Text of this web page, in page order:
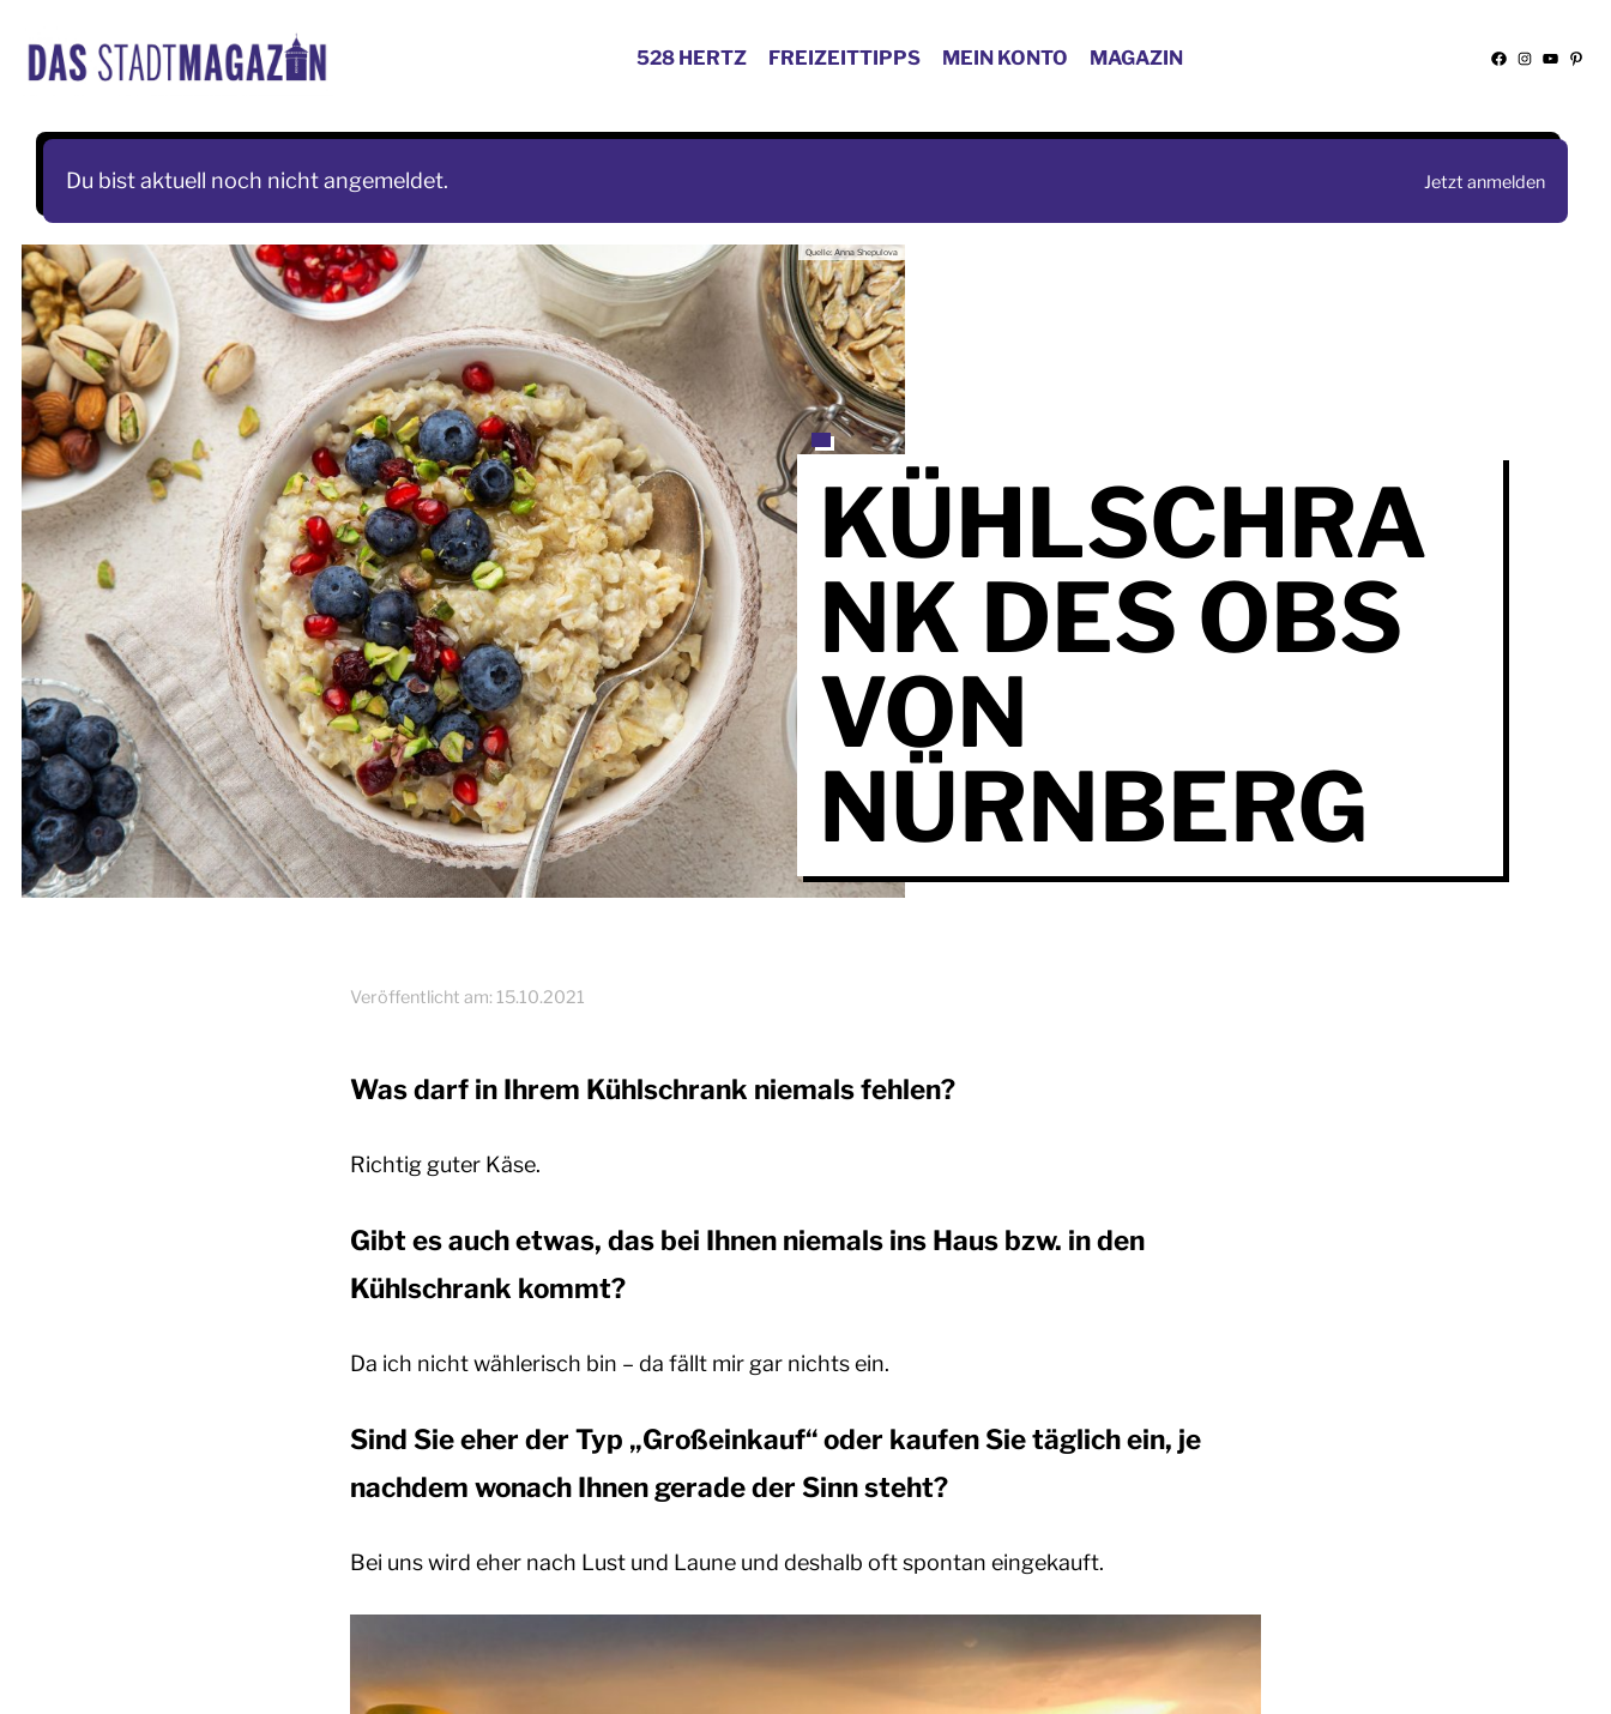
content
Facebook
528 HERTZ FREIZEITTIPPS MEIN KONTO MAGAZIN
Du bist aktuell noch nicht angemeldet. Jetzt anmelden
Quelle: Anna Shepulova
KÜHLSCHRA
NK DES OBS
VON
NÜRNBERG
Veröffentlicht am: 15.10.2021
Was darf in Ihrem Kühlschrank niemals fehlen?
Richtig guter Käse.
Gibt es auch etwas, das bei Ihnen niemals ins Haus bzw. in den
Kühlschrank kommt?
Da ich nicht wählerisch bin – da fällt mir gar nichts ein.
Sind Sie eher der Typ „Großeinkauf“ oder kaufen Sie täglich ein, je
nachdem wonach Ihnen gerade der Sinn steht?
Bei uns wird eher nach Lust und Laune und deshalb oft spontan eingekauft.